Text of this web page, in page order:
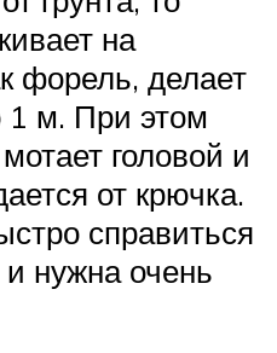
на
форель, делает
1 м. При этом
головой и
от крючка.
справиться
нужна очень